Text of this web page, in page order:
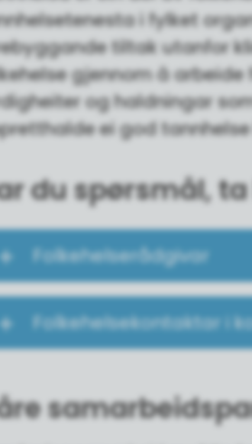
i fylket
tiltak utanfor
gjennom å
og haldningar
ei god tannhelse
du spørsmål,
Folkehelserådgivar
Folkehelsekontaktar i